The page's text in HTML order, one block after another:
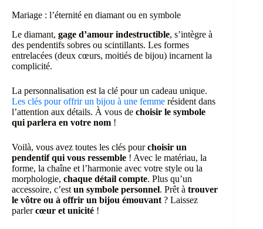
Mariage : l’éternité en diamant ou en symbole
Le diamant, gage d’amour indestructible, s’intègre à
des pendentifs sobres ou scintillants. Les formes
entrelacées (deux cœurs, moitiés de bijou) incarnent la
complicité.
La personnalisation est la clé pour un cadeau unique.
Les clés pour offrir un bijou à une femme résident dans
l’attention aux détails. À vous de choisir le symbole
qui parlera en votre nom !
Voilà, vous avez toutes les clés pourchoisir un
pendentif qui vous ressemble ! Avec le matériau, la
forme, la chaîne et l’harmonie avec votre style ou la
morphologie, chaque détail compte. Plus qu’un
accessoire, c’est un symbole personnel. Prêt à trouver
le vôtre ou à offrir un bijou émouvant ? Laissez
parlercœur et unicité !